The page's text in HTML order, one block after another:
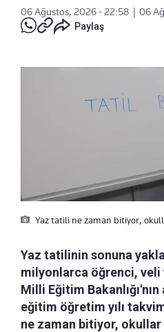
06 Ağustos, 2026 - 22:58
06
Paylaş
Yaz tatili ne zaman bitiyor,
Yaz tatilinin sonuna
milyonlarca öğrenci,
Milli Eğitim Bakanlığı'nın
eğitim öğretim yılı
ne zaman bitiyor, okullar